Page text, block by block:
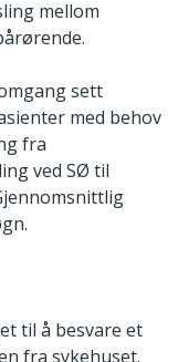
mellom
sett
med behov
fra
ved SØ til
til å besvare et
fra sykehuset.